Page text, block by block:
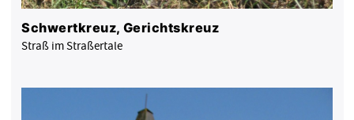
Schwertkreuz, Gerichtskreuz
Straß im Straßertale